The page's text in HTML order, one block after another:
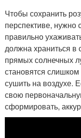
Чтобы сохранить
перспективе, нужно
правильно
должна храниться в
прямых солнечных
становятся
сушить на воздухе.
свою
сформировать,